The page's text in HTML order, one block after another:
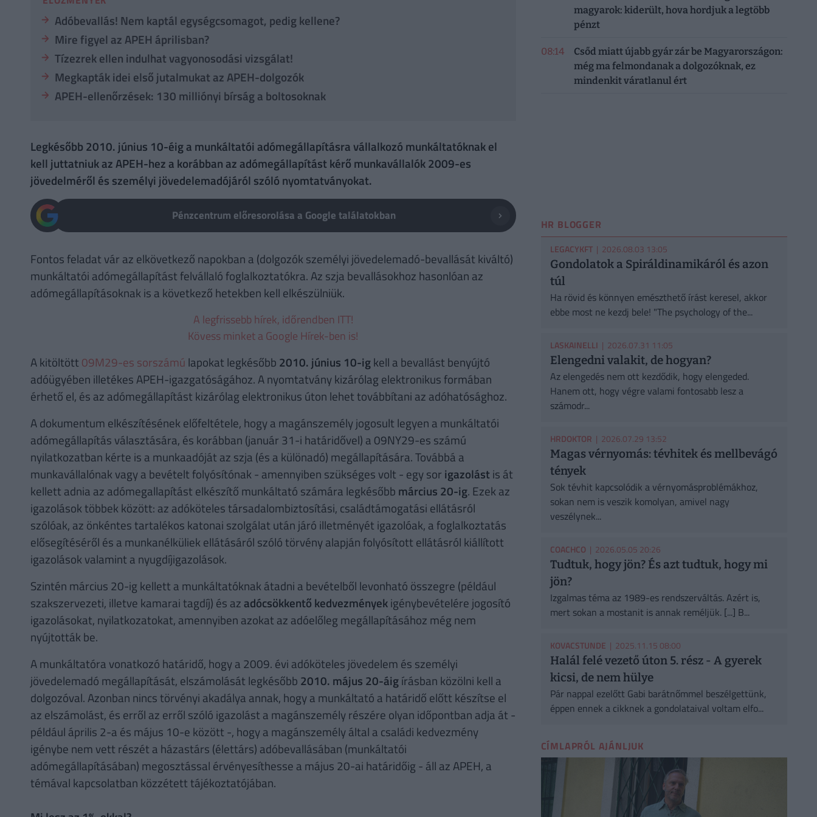
Adóbevallás! Nem kaptál egységcsomagot, pedig kellene?
Mire figyel az APEH áprilisban?
Tízezrek ellen indulhat vagyonosodási vizsgálat!
Megkapták idei első jutalmukat az APEH-dolgozók
APEH-ellenőrzések: 130 milliónyi bírság a boltosoknak
Legkésőbb 2010. június 10-éig a munkáltatói adómegállapításra vállalkozó munkáltatóknak el
kell juttatniuk az APEH-hez a korábban az adómegállapítást kérő munkavállalók 2009-es
jövedelméről és személyi jövedelemadójáról szóló nyomtatványokat.
Pénzcentrum előresorolása a Google találatokban
Fontos feladat vár az elkövetkező napokban a (dolgozók személyi jövedelemadó-bevallását kiváltó)
munkáltatói adómegállapítást felvállaló foglalkoztatókra. Az szja bevallásokhoz hasonlóan az
adómegállapításoknak is a következő hetekben kell elkészülniük.
A legfrissebb hírek, időrendben ITT!
Kövess minket a Google Hírek-ben is!
A kitöltött09M29-es sorszámú lapokat legkésőbb 2010. június 10-igkell a bevallást benyújtó
adóügyében illetékes APEH-igazgatóságához. A nyomtatvány kizárólag elektronikus formában
érhető el, és az adómegállapítást kizárólag elektronikus úton lehet továbbítani az adóhatósághoz.
A dokumentum elkészítésének előfeltétele, hogy a magánszemély jogosult legyen a munkáltatói
adómegállapítás választására, és korábban (január 31-i határidővel) a 09NY29-es számú
nyilatkozatban kérte is a munkaadóját az szja (és a különadó) megállapítására. Továbbá a
munkavállalónak vagy a bevételt folyósítónak - amennyiben szükséges volt - egy sor igazolástis át
kellett adnia az adómegallapítást elkészítő munkáltató számára legkésőbb március 20-ig. Ezek az
igazolások többek között: az adóköteles társadalombiztosítási, családtámogatási ellátásról
szólóak, az önkéntes tartalékos katonai szolgálat után járó illetményét igazolóak, a foglalkoztatás
elősegítéséről és a munkanélküliek ellátásáról szóló törvény alapján folyósított ellátásról kiállított
igazolások valamint a nyugdíjigazolások.
Szintén március 20-ig kellett a munkáltatóknak átadni a bevételből levonható összegre (például
szakszervezeti, illetve kamarai tagdíj) és az adócsökkentő kedvezményekigénybevételére jogosító
igazolásokat, nyilatkozatokat, amennyiben azokat az adóelőleg megállapításához még nem
nyújtották be.
A munkáltatóra vonatkozó határidő, hogy a 2009. évi adóköteles jövedelem és személyi
jövedelemadó megállapítását, elszámolását legkésőbb 2010. május 20-áigírásban közölni kell a
dolgozóval. Azonban nincs törvényi akadálya annak, hogy a munkáltató a határidő előtt készítse el
az elszámolást, és erről az erről szóló igazolást a magánszemély részére olyan időpontban adja át -
például április 2-a és május 10-e között -, hogy a magánszemély által a családi kedvezmény
igénybe nem vett részét a házastárs (élettárs) adóbevallásában (munkáltatói
adómegállapításában) megosztással érvényesíthesse a május 20-ai határidőig - áll az APEH, a
témával kapcsolatban közzétett tájékoztatójában.
magyarok: kiderült, hova hordjuk a legtöbb
pénzt
08:14
Csőd miatt újabb gyár zár be Magyarországon:
még ma felmondanak a dolgozóknak, ez
mindenkit váratlanul ért
HR BLOGGER
LEGACYKFT| 2026.08.03 13:05
Gondolatok a Spiráldinamikáról és azon
túl
Ha rövid és könnyen emészthető írást keresel, akkor
ebbe most ne kezdj bele! "The psychology of the...
LASKAINELLI | 2026.07.31 11:05
Elengedni valakit, de hogyan?
Az elengedés nem ott kezdődik, hogy elengeded.
Hanem ott, hogy végre valami fontosabb lesz a
számodr...
HRDOKTOR | 2026.07.29 13:52
Magas vérnyomás: tévhitek és mellbevágó
tények
Sok tévhit kapcsolódik a vérnyomásproblémákhoz,
sokan nem is veszik komolyan, amivel nagy
veszélynek...
COACHCO | 2026.05.05 20:26
Tudtuk, hogy jön? És azt tudtuk, hogy mi
jön?
Izgalmas téma az 1989-es rendszerváltás. Azért is,
mert sokan a mostanit is annak reméljük. [...] B...
KOVACSTUNDE | 2025.11.15 08:00
Halál felé vezető úton 5. rész - A gyerek
kicsi, de nem hülye
Pár nappal ezelőtt Gabi barátnőmmel beszélgettünk,
éppen ennek a cikknek a gondolataival voltam elfo...
CÍMLAPRÓL AJÁNLJUK